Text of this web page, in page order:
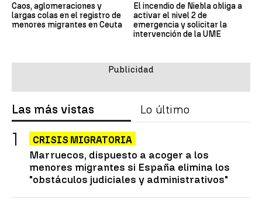
Caos, aglomeraciones y
largas colas en el registro de
menores migrantes en Ceuta
El incendio de Niebla obliga a
activar el nivel 2 de
emergencia y solicitar la
intervención de la UME
Las más vistas Lo último
CRISIS MIGRATORIA
Marruecos, dispuesto a acoger a los
menores migrantes si España elimina los
"obstáculos judiciales y administrativos"